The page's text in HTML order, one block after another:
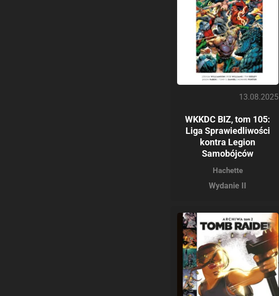
13.08.2025
WKKDC BIZ, tom 105:
Liga Sprawiedliwości
kontra Legion
Samobójców
Hachette
Wydanie II